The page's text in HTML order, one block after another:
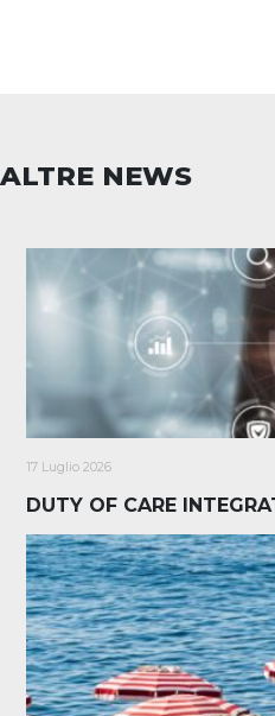
ALTRE NEWS
17 Luglio 2026
DUTY OF CARE